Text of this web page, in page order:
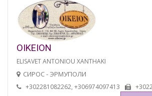
OIKEION
ELISAVET ANTONIOU XANTHAKI
СИРОС - ЭРМУПОЛИ
+302281082262, +306974097413